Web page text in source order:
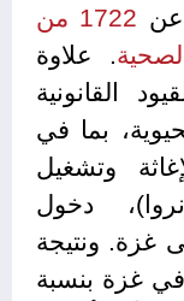
1722 من
. علاوة
القانونية
بما في
وتشغيل
دخول
غزة. ونتيجة
غزة بنسبة